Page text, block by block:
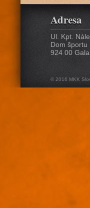
Adresa
Ul. Kpt.
Dom športu
924 00
© 2016 MKK